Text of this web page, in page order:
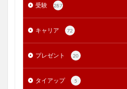
受験 287
キャリア 72
プレゼント 20
タイアップ 5